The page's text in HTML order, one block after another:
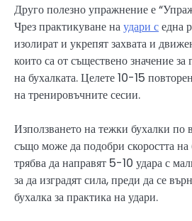
Друго полезно упражнение е
Чрез практикуване наудари седна
изолират и укрепят захвата и
които са от съществено значение за
на бухалката. Целете 10-15
на тренировъчните сесии.
Използването на тежки бухалки по
също може да подобри скоростта на
трябва да направят 5-10 удара с
за да изградят сила, преди да се
бухалка за практика на удари.